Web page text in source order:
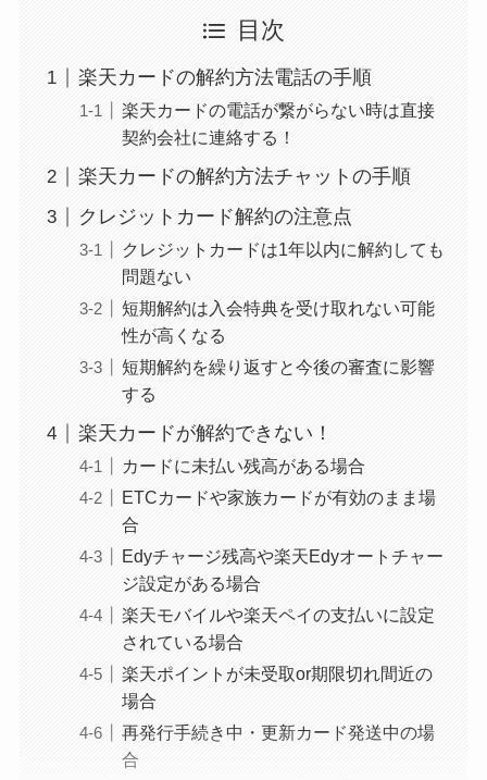
ミュゼプラチナムの
約期間が過ぎた場合
どうなる？
レミノの解約方法ま
ベストタイミングを
詳しく解説！
ユンス美容液の解約
らない時の裏ワザ
なにわサプリ
Sivorune(シボルネ)
なぜ解約できない？
る方法ある？
ニューZの解約まと
い時の裏ワザ
解約できない？バロ
目次
楽天カードの解約方法電話の手順
楽天カードの電話が繋がらない時は直接
契約会社に連絡する！
楽天カードの解約方法チャットの手順
クレジットカード解約の注意点
クレジットカードは1年以内に解約しても
問題ない
短期解約は入会特典を受け取れない可能
性が高くなる
短期解約を繰り返すと今後の審査に影響
する
楽天カードが解約できない！
カードに未払い残高がある場合
ETCカードや家族カードが有効のまま場
合
Edyチャージ残高や楽天Edyオートチャー
ジ設定がある場合
楽天モバイルや楽天ペイの支払いに設定
されている場合
楽天ポイントが未受取or期限切れ間近の
場合
再発行手続き中・更新カード発送中の場
合